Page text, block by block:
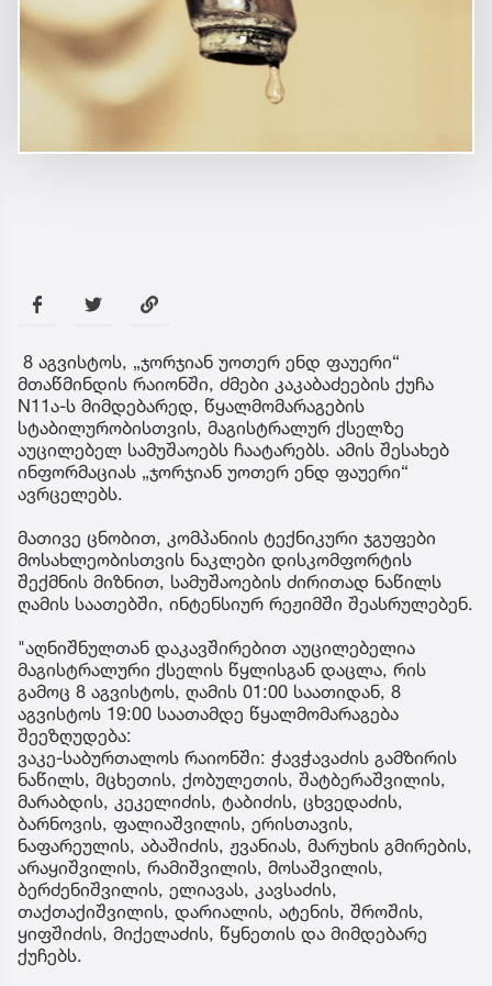
8 აგვისტოს, „ჯორჯიან უოთერ ენდ ფაუერი“
მთაწმინდის რაიონში, ძმები კაკაბაძეების ქუჩა
N11ა-ს მიმდებარედ, წყალმომარაგების
სტაბილურობისთვის, მაგისტრალურ ქსელზე
აუცილებელ სამუშაოებს ჩაატარებს. ამის შესახებ
ინფორმაციას „ჯორჯიან უოთერ ენდ ფაუერი“
ავრცელებს.
მათივე ცნობით, კომპანიის ტექნიკური ჯგუფები
მოსახლეობისთვის ნაკლები დისკომფორტის
შექმნის მიზნით, სამუშაოების ძირითად ნაწილს
ღამის საათებში, ინტენსიურ რეჟიმში შეასრულებენ.
"აღნიშნულთან დაკავშირებით აუცილებელია
მაგისტრალური ქსელის წყლისგან დაცლა, რის
გამოც 8 აგვისტოს, ღამის 01:00 საათიდან, 8
აგვისტოს 19:00 საათამდე წყალმომარაგება
შეეზღუდება:
ვაკე-საბურთალოს რაიონში: ჭავჭავაძის გამზირის
ნაწილს, მცხეთის, ქობულეთის, შატბერაშვილის,
მარაბდის, კეკელიძის, ტაბიძის, ცხვედაძის,
ბარნოვის, ფალიაშვილის, ერისთავის,
ნაფარეულის, აბაშიძის, ჟვანიას, მარუხის გმირების,
არაყიშვილის, რამიშვილის, მოსაშვილის,
ბერძენიშვილის, ელიავას, კავსაძის,
თაქთაქიშვილის, დარიალის, ატენის, შროშის,
ყიფშიძის, მიქელაძის, წყნეთის და მიმდებარე
ქუჩებს.